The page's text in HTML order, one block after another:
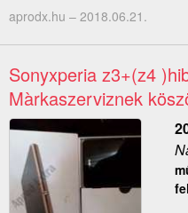
aprodx.hu – 2018.06.21.
Sonyxperia z3+(z4
Màrkaszerviznek